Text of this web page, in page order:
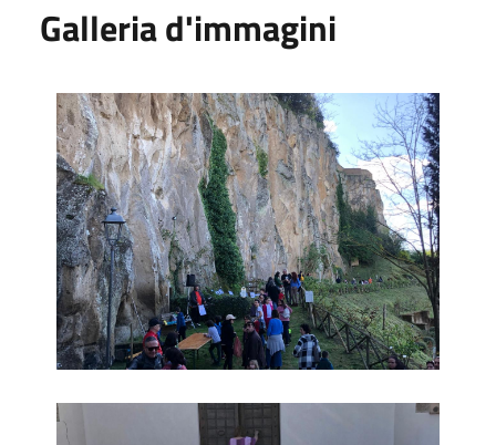
Galleria d'immagini
Educare alla bellezza
Educare alla bellezza